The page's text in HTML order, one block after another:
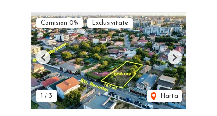
Comision 0% Exclusivitate
1 / 3 Harta
Previous Next